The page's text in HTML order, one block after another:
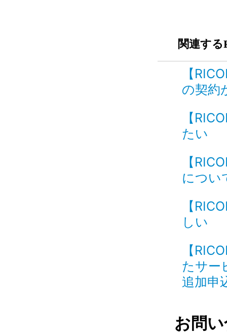
関連する
【
の契
【
たい
【
につ
【
しい
【
たサー
追加申
お問